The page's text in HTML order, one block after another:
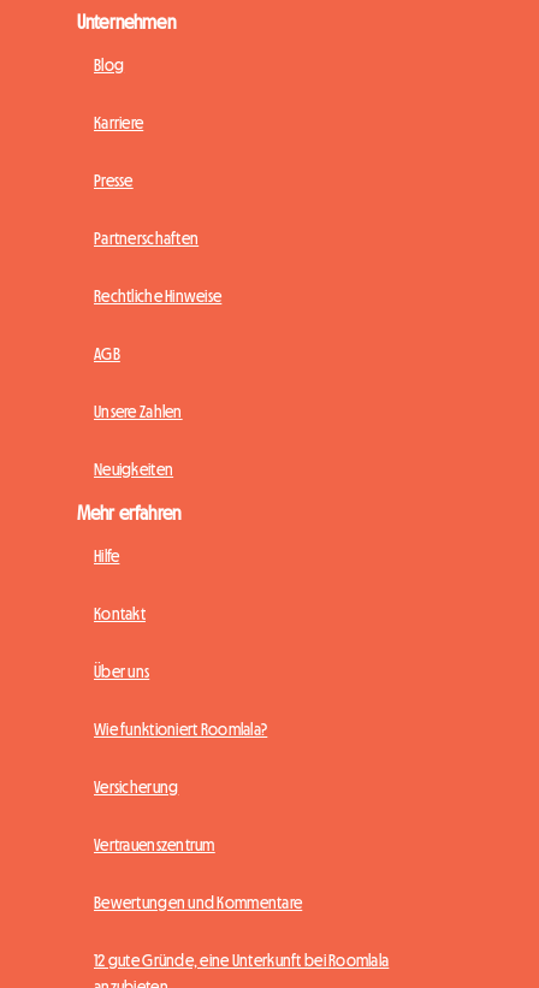
Unternehmen
Blog
Karriere
Presse
Partnerschaften
Rechtliche Hinweise
AGB
Unsere Zahlen
Neuigkeiten
Mehr erfahren
Hilfe
Kontakt
Über uns
Wie funktioniert Roomlala?
Versicherung
Vertrauenszentrum
Bewertungen und Kommentare
12 gute Gründe, eine Unterkunft bei Roomlala